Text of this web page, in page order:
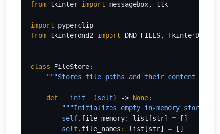
from tkinter import messagebox, ttk
import pyperclip
from tkinterdnd2 import DND_FILES, TkinterDnD
class FileStore:
"""Stores file paths and their content in
def __init__ (self) -> None:
"""Initializes empty in-memory
        self
.file_memory: list[str] =
[]
self.file_names : list[str] = []